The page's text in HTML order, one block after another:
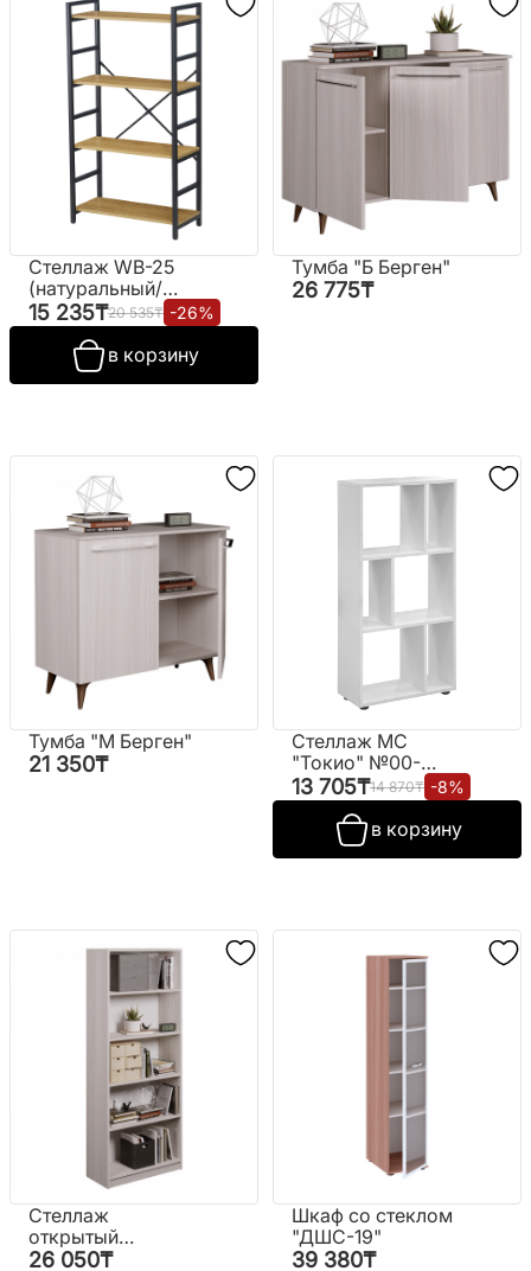
Стеллаж WB-25
(натуральный/
черный) (ВИ)
15 235₸20 535₸ -26%
в корзину
Тумба "Б Берген"
26 775₸
Тумба "М Берген"
21 350₸
Стеллаж МС
"Токио" №00-
00106100 (белый)
(РФ)
13 705₸14 870₸ -8%
в корзину
Стеллаж
открытый
"КУЛ-122"
26 050₸
Шкаф со стеклом
"ДШС-19"
39 380₸